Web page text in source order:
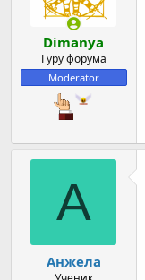
Dimanya
Гуру форума
Moderator
А
Анжела